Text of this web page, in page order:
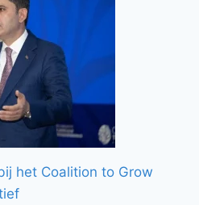
het Coalition to Grow